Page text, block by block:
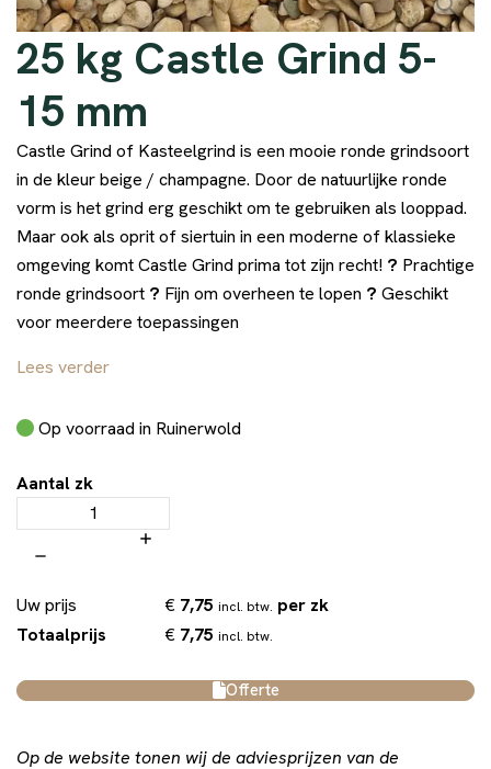
25 kg Castle Grind 5-
15 mm
Castle Grind of Kasteelgrind is een mooie ronde grindsoort
in de kleur beige / champagne. Door de natuurlijke ronde
vorm is het grind erg geschikt om te gebruiken als looppad.
Maar ook als oprit of siertuin in een moderne of klassieke
omgeving komt Castle Grind prima tot zijn recht! ? Prachtige
ronde grindsoort ? Fijn om overheen te lopen ? Geschikt
voor meerdere toepassingen
Lees verder
Op voorraad in Ruinerwold
Aantal zk
Uw prijs € 7,75 incl. btw. per zk
Totaalprijs
€ 7,75 incl. btw.
Offerte
Op de website tonen wij de adviesprijzen van de